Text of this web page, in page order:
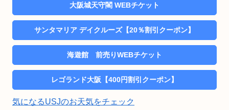
大阪城天守閣 WEBチケット
サンタマリア デイクルーズ【20％割引クーポン】
海遊館 前売りWEBチケット
レゴランド大阪【400円割引クーポン】
気になるUSJのお天気をチェック